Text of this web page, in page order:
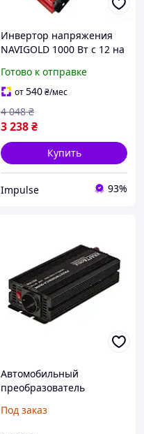
Инвертор напряжения
NAVIGOLD 1000 Вт с 12 на
синусоидо розеткой
преобразователь энергии
impulse
Готово к отправке
от540₴/мес
3 238₴
4 048 ₴
Купить
Impulse 93%
Автомобильный
преобразователь
Kraft&Dele KD1256
Под заказ